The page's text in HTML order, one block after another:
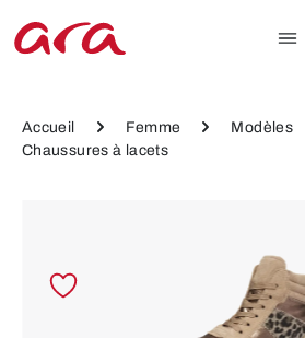
Passer au contenu principal
Accueil Femme
Modèles
Chaussures à lacets